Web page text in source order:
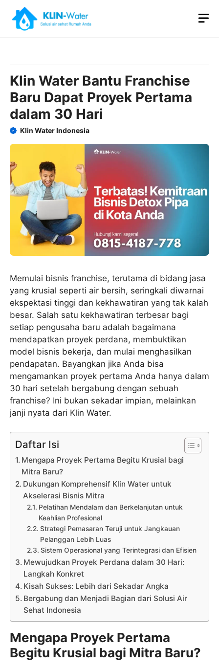
content
Klin Water Bantu Franchise
Baru Dapat Proyek Pertama
dalam 30 Hari
Klin Water Indonesia
Memulai bisnis franchise, terutama di bidang jasa
yang krusial seperti air bersih, seringkali diwarnai
ekspektasi tinggi dan kekhawatiran yang tak kalah
besar. Salah satu kekhawatiran terbesar bagi
setiap pengusaha baru adalah bagaimana
mendapatkan proyek perdana, membuktikan
model bisnis bekerja, dan mulai menghasilkan
pendapatan. Bayangkan jika Anda bisa
mengamankan proyek pertama Anda hanya dalam
30 hari setelah bergabung dengan sebuah
franchise? Ini bukan sekadar impian, melainkan
janji nyata dari Klin Water.
Daftar Isi
Mengapa Proyek Pertama Begitu Krusial bagi
Mitra Baru?
Dukungan Komprehensif Klin Water untuk
Akselerasi Bisnis Mitra
Pelatihan Mendalam dan Berkelanjutan untuk
Keahlian Profesional
Strategi Pemasaran Teruji untuk Jangkauan
Pelanggan Lebih Luas
Sistem Operasional yang Terintegrasi dan Efisien
Mewujudkan Proyek Perdana dalam 30 Hari:
Langkah Konkret
Kisah Sukses: Lebih dari Sekadar Angka
Bergabung dan Menjadi Bagian dari Solusi Air
Sehat Indonesia
Mengapa Proyek Pertama
Begitu Krusial bagi Mitra Baru?